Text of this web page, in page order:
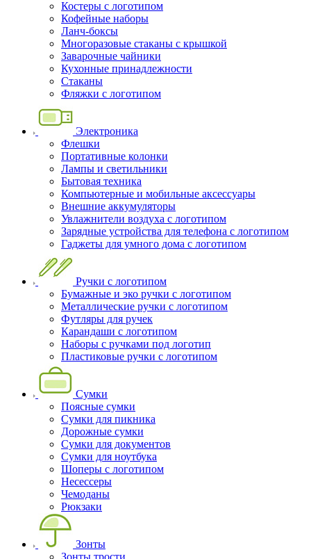
Костеры с логотипом
Кофейные наборы
Ланч-боксы
Многоразовые стаканы с крышкой
Заварочные чайники
Кухонные принадлежности
Стаканы
Фляжки с логотипом
Электроника
Флешки
Портативные колонки
Лампы и светильники
Бытовая техника
Компьютерные и мобильные аксессуары
Внешние аккумуляторы
Увлажнители воздуха с логотипом
Зарядные устройства для телефона с логотипом
Гаджеты для умного дома с логотипом
Ручки с логотипом
Бумажные и эко ручки с логотипом
Металлические ручки с логотипом
Футляры для ручек
Карандаши с логотипом
Наборы с ручками под логотип
Пластиковые ручки с логотипом
Сумки
Поясные сумки
Сумки для пикника
Дорожные сумки
Сумки для документов
Сумки для ноутбука
Шоперы с логотипом
Несессеры
Чемоданы
Рюкзаки
Зонты
Зонты трости